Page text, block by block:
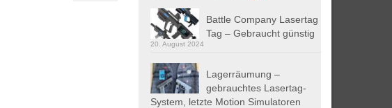
Battle Company Lasertag
Tag – Gebraucht günstig
20. August 2024
Lagerräumung –
gebrauchtes Lasertag-
System, letzte Motion Simulatoren